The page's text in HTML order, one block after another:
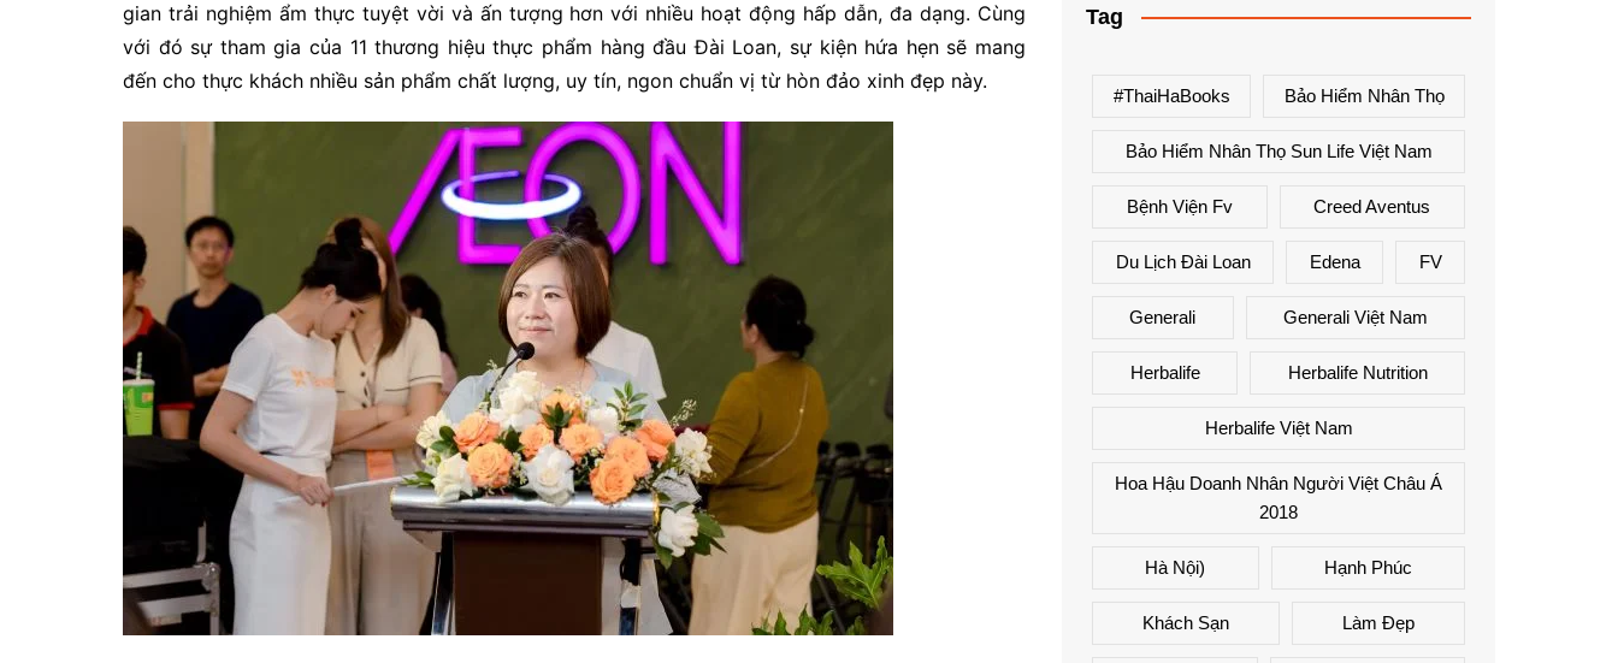
gian trải nghiệm ẩm thực tuyệt vời và ấn tượng hơn với nhiều hoạt động hấp dẫn, đa dạng. Cùng
với đó sự tham gia của 11 thương hiệu thực phẩm hàng đầu Đài Loan, sự kiện hứa hẹn sẽ mang
đến cho thực khách nhiều sản phẩm chất lượng, uy tín, ngon chuẩn vị từ hòn đảo xinh đẹp này.
Tag
#ThaiHaBooks Bảo Hiểm Nhân Thọ
Bảo Hiểm Nhân Thọ Sun Life Việt Nam
Bệnh Viện Fv Creed Aventus
Du Lịch Đài Loan Edena FV
Generali Generali Việt Nam
Herbalife Herbalife Nutrition
Herbalife Việt Nam
Hoa Hậu Doanh Nhân Người Việt Châu Á
2018
Hà Nội) Hạnh Phúc
Khách Sạn Làm Đẹp